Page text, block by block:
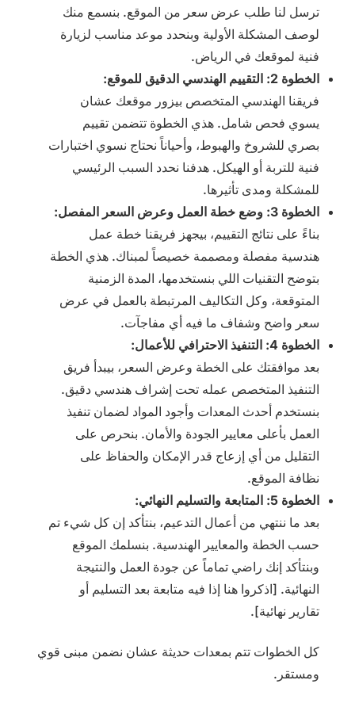
ترسل لنا طلب عرض سعر من الموقع. بنسمع منك
لوصف المشكلة الأولية وبنحدد موعد مناسب لزيارة
فنية لموقعك في الرياض.
الخطوة 2: التقييم الهندسي الدقيق للموقع:
فريقنا الهندسي المتخصص بيزور موقعك عشان
يسوي فحص شامل. هذي الخطوة تتضمن تقييم
بصري للشروخ والهبوط، وأحياناً نحتاج نسوي اختبارات
فنية للتربة أو الهيكل. هدفنا نحدد السبب الرئيسي
للمشكلة ومدى تأثيرها.
الخطوة 3: وضع خطة العمل وعرض السعر المفصل:
بناءً على نتائج التقييم، بيجهز فريقنا خطة عمل
هندسية مفصلة ومصممة خصيصاً لمبناك. هذي الخطة
بتوضح التقنيات اللي بنستخدمها، المدة الزمنية
المتوقعة، وكل التكاليف المرتبطة بالعمل في عرض
سعر واضح وشفاف ما فيه أي مفاجآت.
الخطوة 4: التنفيذ الاحترافي للأعمال:
بعد موافقتك على الخطة وعرض السعر، بيبدأ فريق
التنفيذ المتخصص عمله تحت إشراف هندسي دقيق.
بنستخدم أحدث المعدات وأجود المواد لضمان تنفيذ
العمل بأعلى معايير الجودة والأمان. بنحرص على
التقليل من أي إزعاج قدر الإمكان والحفاظ على
نظافة الموقع.
الخطوة 5: المتابعة والتسليم النهائي:
بعد ما ننتهي من أعمال التدعيم، بنتأكد إن كل شيء تم
حسب الخطة والمعايير الهندسية. بنسلمك الموقع
وبنتأكد إنك راضي تماماً عن جودة العمل والنتيجة
النهائية. [اذكروا هنا إذا فيه متابعة بعد التسليم أو
تقارير نهائية].
كل الخطوات تتم بمعدات حديثة عشان نضمن مبنى قوي
ومستقر.